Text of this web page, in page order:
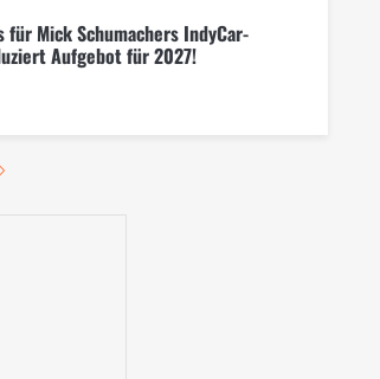
für Mick Schumachers IndyCar-
Aufgebot für 2027!